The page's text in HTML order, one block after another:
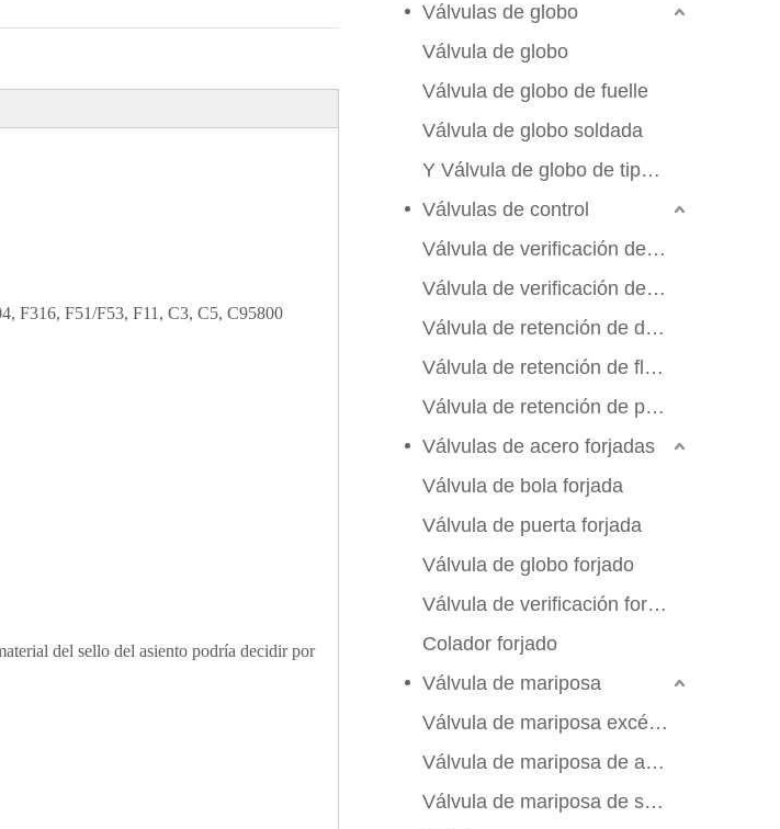
F316, F51/F53, F11, C3, C5, C95800
del sello del asiento podría decidir por
Válvulas de globo
Válvula de globo
Válvula de globo de fuelle
Válvula de globo soldada
Y Válvula de globo de tipo Y
Válvulas de control
Válvula de verificación de swing
Válvula de verificación de elevación
Válvula de retención de doble aleta
Válvula de retención de flujo axial
Válvula de retención de placa de manchas
Válvulas de acero forjadas
Válvula de bola forjada
Válvula de puerta forjada
Válvula de globo forjado
Válvula de verificación forjada
Colador forjado
Válvula de mariposa
Válvula de mariposa excéntrica triple
Válvula de mariposa de alto rendimiento
Válvula de mariposa de sello suave